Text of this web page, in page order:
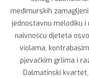
međimurskih
jednostavnu melodiku
naivnošću djeteta
violama,
pjevačkim grlima i
Dalmatinski